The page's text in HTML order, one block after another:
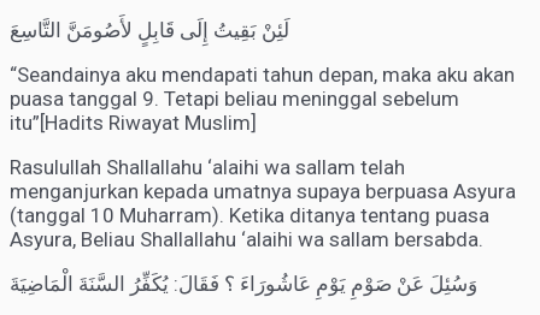
لَئِنْ بَقِيتُ إِلَى قَابِلٍ لأَصُومَنَّ التَّاسِعَ
“Seandainya aku mendapati tahun depan, maka aku akan
puasa tanggal 9. Tetapi beliau meninggal sebelum
itu”[Hadits Riwayat Muslim]
Rasulullah Shallallahu ‘alaihi wa sallam telah
menganjurkan kepada umatnya supaya berpuasa Asyura
(tanggal 10 Muharram). Ketika ditanya tentang puasa
Asyura, Beliau Shallallahu ‘alaihi wa sallam bersabda.
وَسُئِلَ عَنْ صَوْمِ يَوْمِ عَاشُورَاءَ ؟ فَقَالَ: يُكَفِّرُ السَّنَةَ الْمَاضِيَةَ